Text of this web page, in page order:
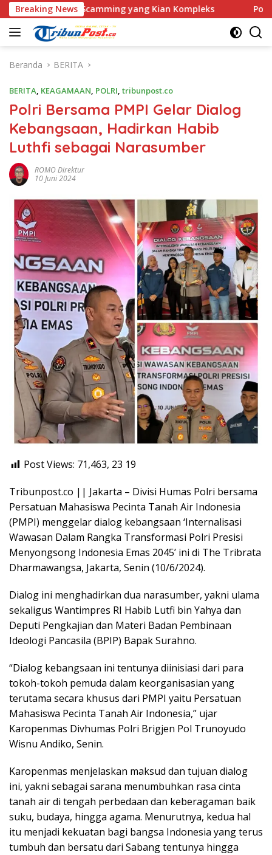
Langsung
ke
konten
Breaking News
Scamming yang Kian Kompleks Polri Kerahkan 372
Beranda BERITA
BERITA, KEAGAMAAN, POLRI, tribunpost.co
Polri Bersama PMPI Gelar Dialog
Kebangsaan, Hadirkan Habib
Luthfi sebagai Narasumber
ROMO Direktur
10 Juni 2024
Post Views: 71,463, 23 19
Tribunpost.co || Jakarta – Divisi Humas Polri bersama
Persatuan Mahasiswa Pecinta Tanah Air Indonesia
(PMPI) menggelar dialog kebangsaan ‘Internalisasi
Wawasan Dalam Rangka Transformasi Polri Presisi
Menyongsong Indonesia Emas 2045’ ini di The Tribrata
Dharmawangsa, Jakarta, Senin (10/6/2024).
Dialog ini menghadirkan dua narasumber, yakni ulama
sekaligus Wantimpres RI Habib Lutfi bin Yahya dan
Deputi Pengkajian dan Materi Badan Pembinaan
Ideologi Pancasila (BPIP) Bapak Surahno.
“Dialog kebangsaan ini tentunya diinisiasi dari para
tokoh-tokoh pemuda dalam keorganisasian yang
terutama secara khusus dari PMPI yaitu Persatuan
Mahasiswa Pecinta Tanah Air Indonesia,” ujar
Karopenmas Divhumas Polri Brigjen Pol Trunoyudo
Wisnu Andiko, Senin.
Karopenmas menjelaskan maksud dan tujuan dialog
ini, yakni sebagai sarana menumbuhkan rasa cinta
tanah air di tengah perbedaan dan keberagaman baik
suku, budaya, hingga agama. Menurutnya, kedua hal
itu menjadi kekuatan bagi bangsa Indonesia yang terus
tumbuh dan bersatu dari Sabang tentunya hingga